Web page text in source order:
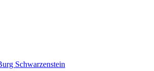
Schwarzenstein